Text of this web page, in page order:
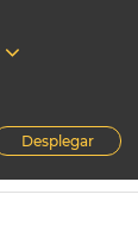
Desplegar